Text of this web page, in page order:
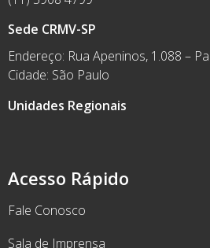
Acesso Rápido
Fale Conosco
Sala de Imprensa
Sede CRMV-SP
Endereço: Rua Apeninos, 1.088 –
Cidade: São Paulo
Unidades Regionais